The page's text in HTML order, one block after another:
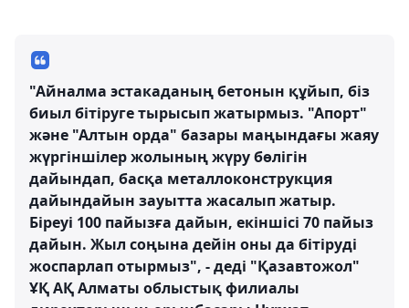
"Айналма эстакаданың бетонын құйып, біз
биыл бітіруге тырысып жатырмыз. "Апорт"
және "Алтын орда" базары маңындағы жаяу
жүргіншілер жолының жүру бөлігін
дайындап, басқа металлоконструкция
дайындайын зауытта жасалып жатыр.
Біреуі 100 пайызға дайын, екіншісі 70 пайыз
дайын. Жыл соңына дейін оны да бітіруді
жоспарлап отырмыз", - деді "Қазавтожол"
ҰҚ АҚ Алматы облыстық филиалы